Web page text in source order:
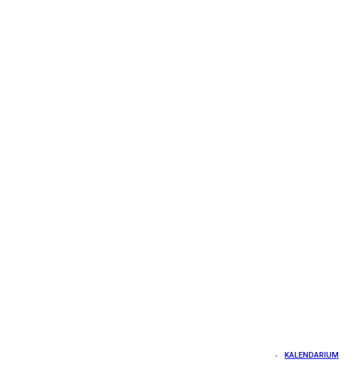
KALENDARIUM